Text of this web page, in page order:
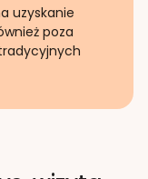
uzyskanie
poza